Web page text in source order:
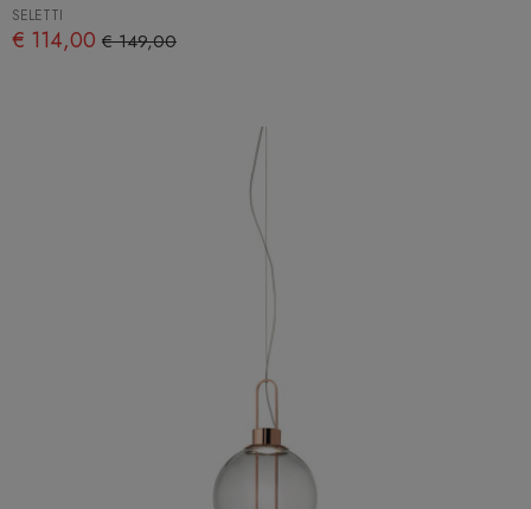
SELETTI
€ 114,00 € 149,00